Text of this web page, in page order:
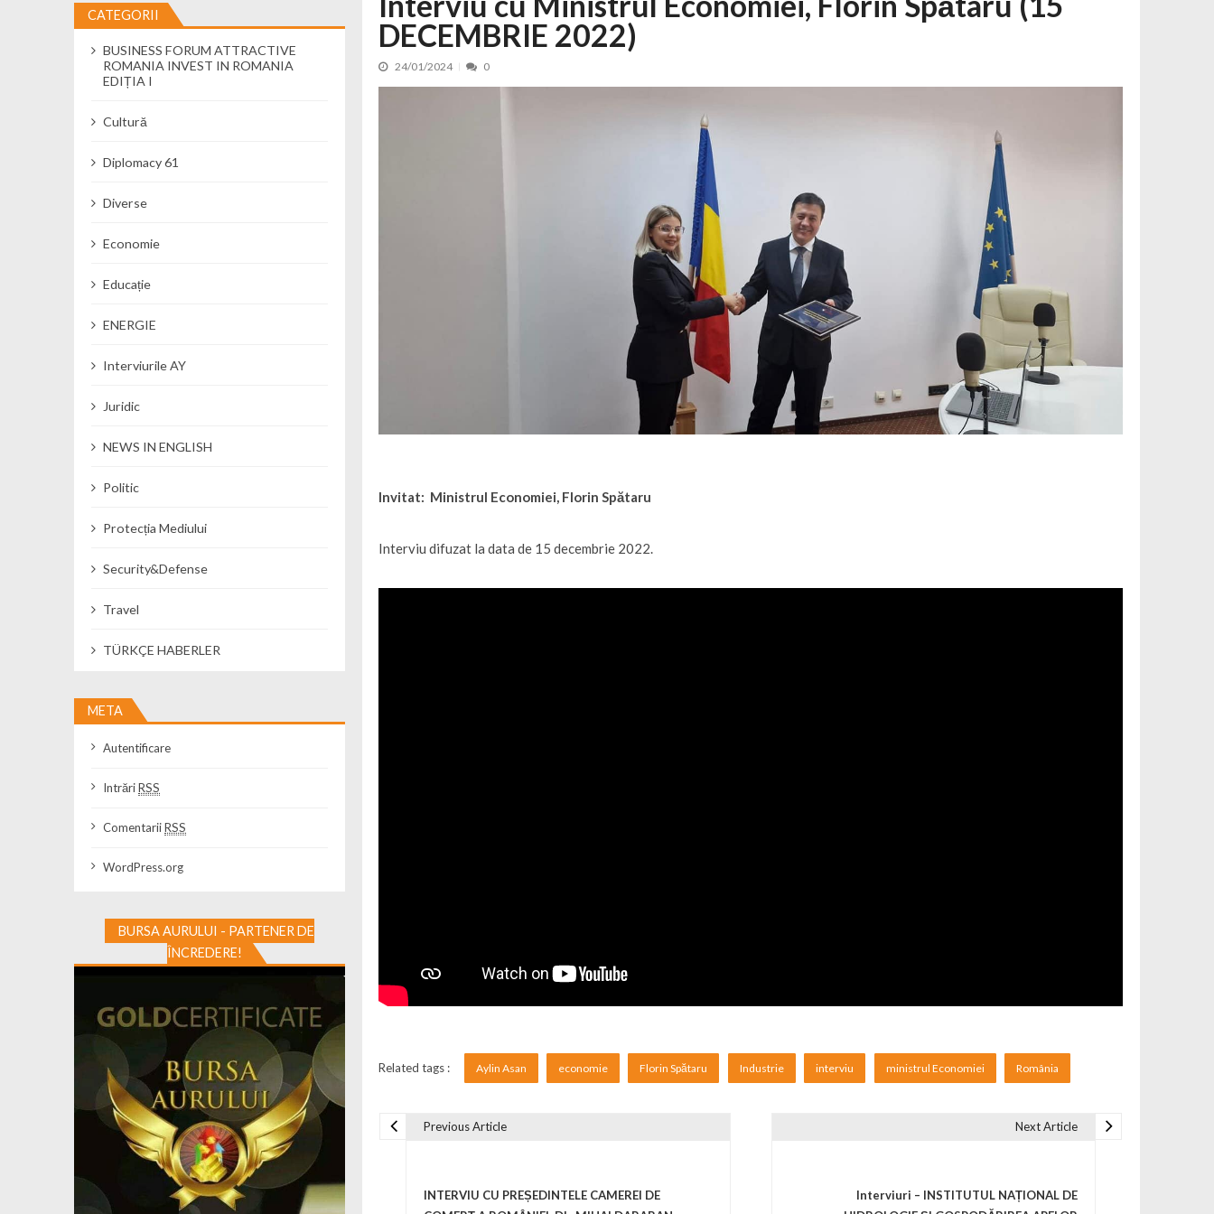
Cseke Attila: Am creat, până în prezent, peste 5.000 de noi locuri în creșe...
Încă o creșă modernă pentru Alba: 40 de locuri noi la Zlatna prin Programul...
04/08/2026
DECEMBRIE 2022)
24/01/2024 0
Invitat: Ministrul Economiei, Florin Spătaru
Interviu difuzat la data de 15 decembrie 2022.
Related tags : Aylin Asan economie Florin Spătaru Industrie interviu ministrul Economiei România
Previous Article
INTERVIU CU PREȘEDINTELE CAMEREI DE
Next Article
Interviuri – INSTITUTUL NAȚIONAL DE
CATEGORII
BUSINESS FORUM ATTRACTIVE
ROMANIA INVEST IN ROMANIA
EDIȚIA I
Cultură
Diplomacy 61
Diverse
Economie
Educație
ENERGIE
Interviurile AY
Juridic
NEWS IN ENGLISH
Politic
Protecția Mediului
Security&Defense
Travel
TÜRKÇE HABERLER
META
Autentificare
IntrăriRSS
ComentariiRSS
WordPress.org
BURSA AURULUI - PARTENER DE
ÎNCREDERE!